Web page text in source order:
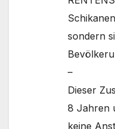
sondern
–
Dieser
8 Jahren
keine